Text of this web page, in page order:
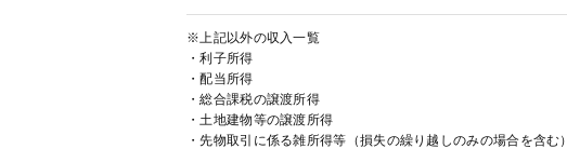
※上記以外の収入一覧
・利子所得
・配当所得
・総合課税の譲渡所得
・土地建物等の譲渡所得
・先物取引に係る雑所得等（損失の繰り越しのみの場合を含む）